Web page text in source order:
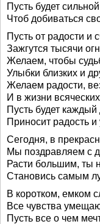
Пусть будет
Чтоб добиваться
Пусть от радости и
Зажгутся тысячи
Желаем, чтобы
Улыбки близких и
Желаем радости,
И в жизни
Пусть будет
Приносит радость и
Сегодня, в
Мы поздравляем с
Расти большим, ты
Становись самым
В коротком, емком
Все чувства
Пусть все о чем